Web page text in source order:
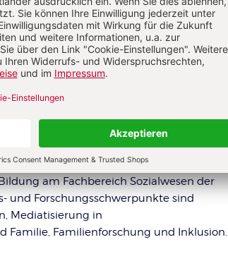
sein. Sie können auch in
genutzt werden, um
HELEN KNAUF
am Fachbereich Sozialwesen der
und Forschungsschwerpunkte sind
Mediatisierung in
Familie, Familienforschung und Inklusion.